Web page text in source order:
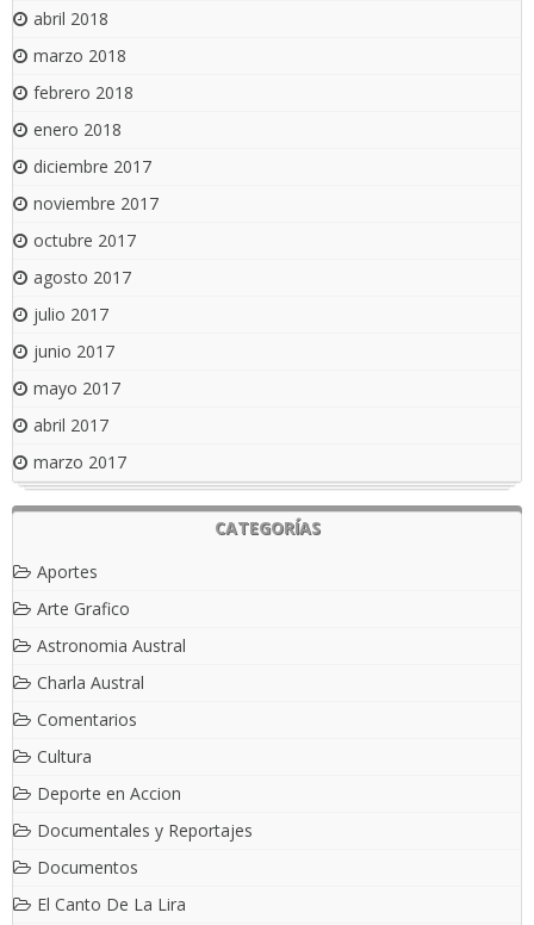
abril 2018
marzo 2018
febrero 2018
enero 2018
diciembre 2017
noviembre 2017
octubre 2017
agosto 2017
julio 2017
junio 2017
mayo 2017
abril 2017
marzo 2017
CATEGORÍAS
Aportes
Arte Grafico
Astronomia Austral
Charla Austral
Comentarios
Cultura
Deporte en Accion
Documentales y Reportajes
Documentos
El Canto De La Lira